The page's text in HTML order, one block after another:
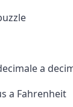
a
a Fahrenheit